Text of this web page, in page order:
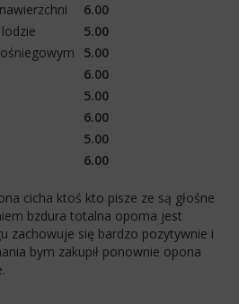
6.00
5.00
5.00
6.00
5.00
6.00
5.00
6.00
cicha ktoś kto pisze ze są głośne
bzdura totalna opoma jest
zachowuje się bardzo pozytywnie i
bym zakupił ponownie opona